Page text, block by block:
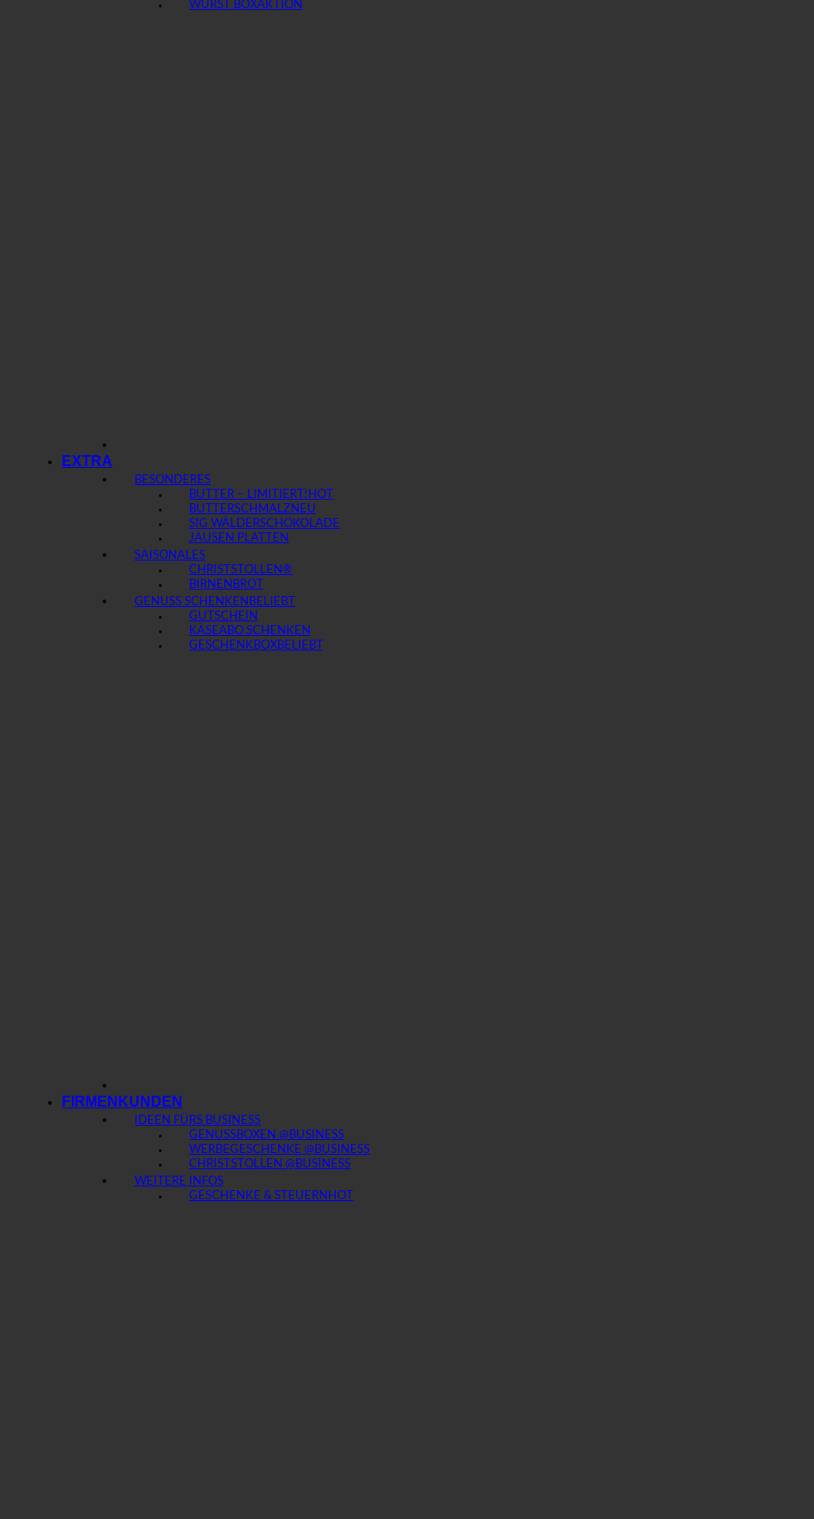
WURST BOX
EXTRA
BESONDERES
BUTTER – LIMITIERT!
BUTTERSCHMALZ
SIG WÄLDERSCHOKOLADE
JAUSEN PLATTEN
SAISONALES
CHRISTSTOLLEN®
BIRNENBROT
GENUSS SCHENKEN
GUTSCHEIN
KÄSEABO SCHENKEN
GESCHENKBOX
FIRMENKUNDEN
IDEEN FÜRS BUSINESS
GENUSSBOXEN @BUSINESS
WERBEGESCHENKE @BUSINESS
CHRISTSTOLLEN @BUSINESS
WEITERE INFOS
GESCHENKE & STEUERN